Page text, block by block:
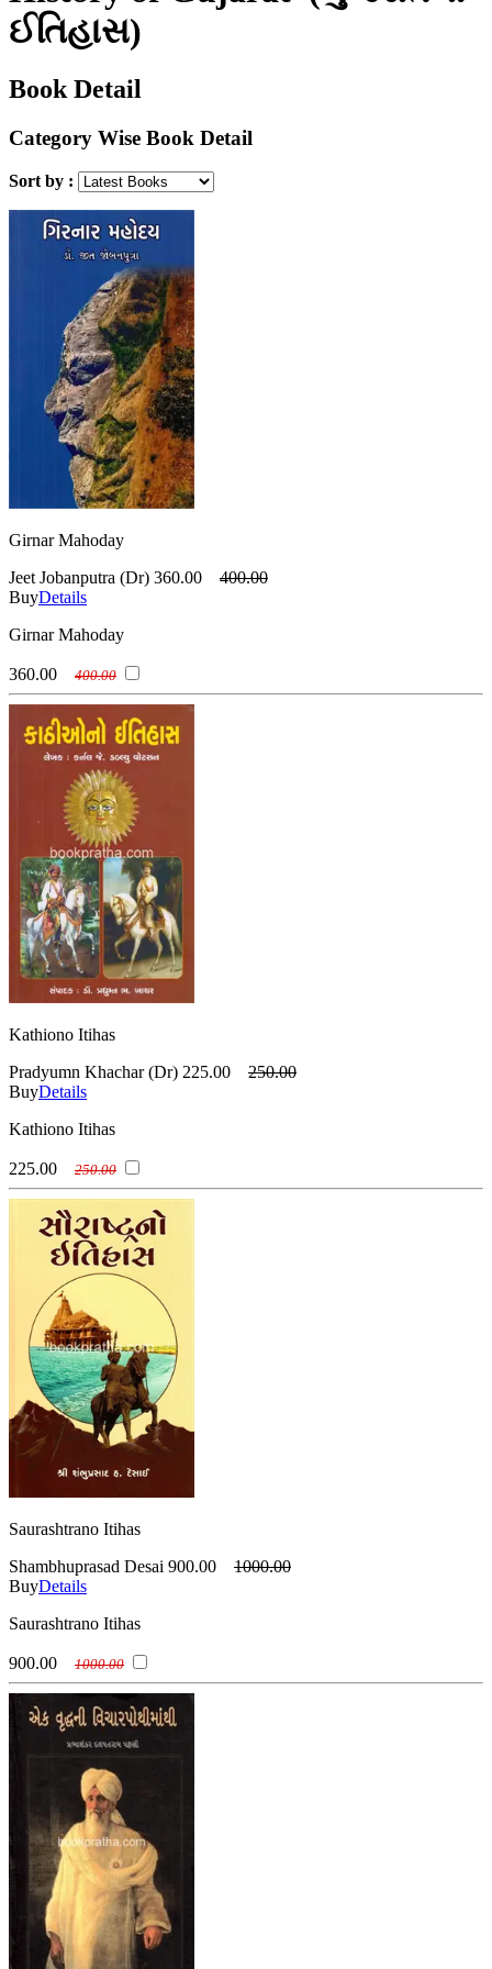
ઈતિહાસ)
Book Detail
Category Wise Book Detail
Sort by :
Girnar Mahoday
Jeet Jobanputra (Dr) 360.00
400.00
BuyDetails
Girnar Mahoday
360.00 400.00
Kathiono Itihas
Pradyumn Khachar (Dr) 225.00
250.00
BuyDetails
Kathiono Itihas
225.00 250.00
Saurashtrano Itihas
Shambhuprasad Desai 900.00
1000.00
BuyDetails
Saurashtrano Itihas
900.00 1000.00